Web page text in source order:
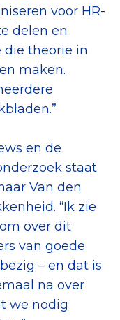
voor HR-
delen en
die theorie in
maken.
en de
staat
Van den
“Ik zie
over dit
van goede
– en dat is
na over
we nodig